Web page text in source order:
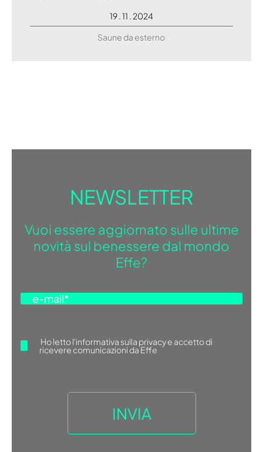
19 . 11 . 2024
Saune da esterno
NEWSLETTER
Vuoi essere aggiornato sulle ultime
novità sul benessere dal mondo
Effe?
Ho lettol'informativa sulla privacye accetto di
ricevere comunicazioni da Effe